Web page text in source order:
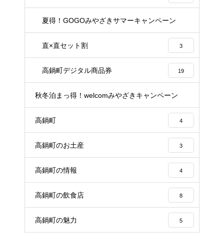
夏得！GOGOみやざきサマーキャンペーン
6
直×直セット割 3
高鍋町デジタル商品券 19
秋冬泊まっ得！welcomみやざきキャンペーン
高鍋町 4
高鍋町のお土産 3
高鍋町の情報 4
高鍋町の飲食店 8
高鍋町の魅力 5